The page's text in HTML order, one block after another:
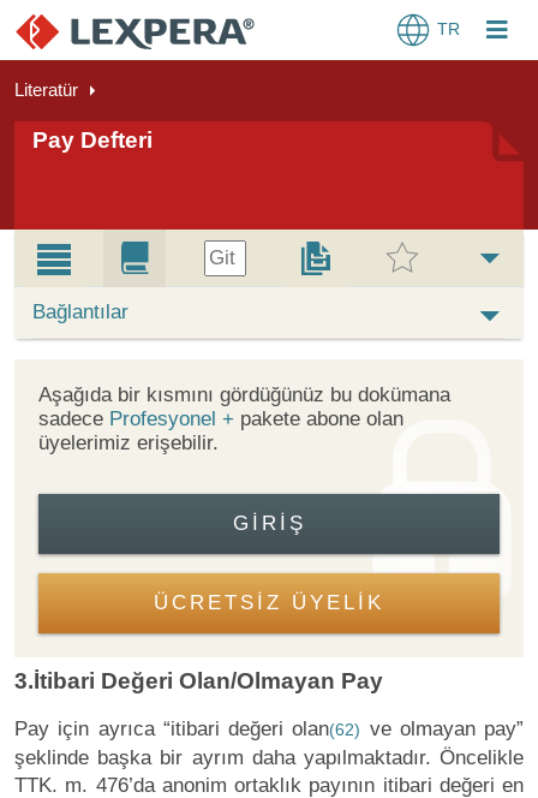
TR
Literatür
Pay Defteri
Git
Bağlantılar
Aşağıda bir kısmını gördüğünüz bu dokümana
sadece Profesyonel + pakete abone olan
üyelerimiz erişebilir.
GIRIŞ
ÜCRETSİZ ÜYELİK
3.İtibari Değeri Olan/Olmayan Pay
Pay için ayrıca “itibari değeri olan(62) ve olmayan pay”
şeklinde başka bir ayrım daha yapılmaktadır. Öncelikle
TTK. m. 476’da anonim ortaklık payının itibari değeri en